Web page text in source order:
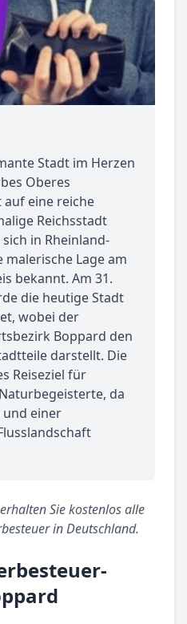
Stadt im Herzen
Oberes
eine reiche
Reichsstadt
in Rheinland-
Lage am
bekannt. Am 31.
die heutige Stadt
wobei der
Boppard den
darstellt. Die
Reiseziel für
da
und einer
Sie kostenlos alle
in Deutschland.